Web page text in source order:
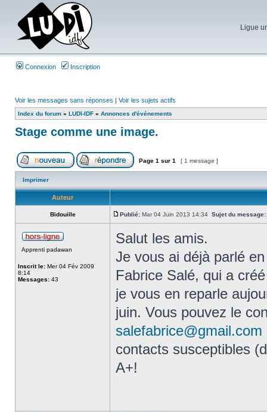
Ligue
Connexion Inscription
Voir les messages sans réponses | Voir les sujets actifs
Index du forum » LUDI-IDF » Annonces d'événements
Stage comme une image.
Page 1 sur 1 [ 1 message ]
Imprimer
Auteur
Bidouille Publié: Mar 04 Juin 2013 14:34 Sujet du message:
Apprenti padawan
Inscrit le: Mer 04 Fév 2009
8:14
Messages: 43
Salut les amis.
Je vous ai déjà parlé
Fabrice Salé, qui a
je vous en reparle
juin. Vous pouvez le
salefabrice@gmail.com
contacts susceptibles
A+!